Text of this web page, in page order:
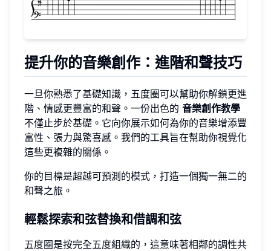
提升你的音樂創作：進階和聲技巧
一旦你熟悉了基礎知識，五度圈可以幫助你解鎖更進
階、情感更豐富的和聲。一份出色的 音樂創作教學
不僅止步於基礎。它向你展示如何為你的音樂增添豐
富性、張力與驚喜感。我們的工具旨在幫助你視覺化
這些更複雜的關係。
你的目標是超越可預測的模式，打造一個獨一無二的
和聲之旅。
輕鬆探索和弦替換和借調和弦
五度圈是按完全五度組織的，這意味著相鄰的調性共